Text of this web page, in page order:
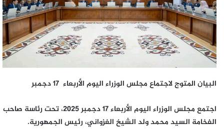
البيان المتوج لاجتماع مجلس الوزراء اليوم الأربعاء 17 دجمبر
اجتمع مجلس الوزراء اليوم الأربعاء 17 دجمبر 2025، تحت رئاسة صاحب
الفخامة السيد محمد ولد الشيخ الغزواني، رئيس الجمهورية.